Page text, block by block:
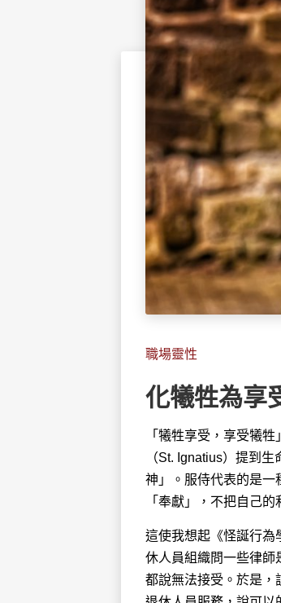
職場靈性
化犧牲為享
「犧牲享受，享受犧
（St. Ignatius）提到
神」。服侍代表的是一
「奉獻」，不把自己
這使我想起《怪誕行
休人員組織問一些律師
都說無法接受。於是，